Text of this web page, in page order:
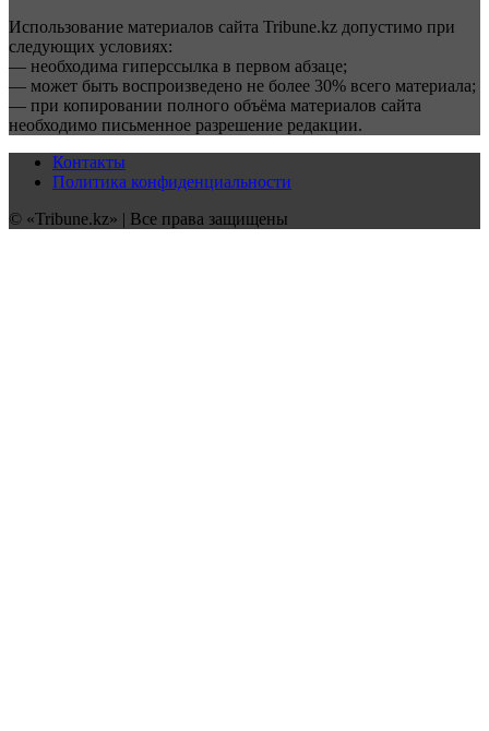
Использование материалов сайта Tribune.kz допустимо при
следующих условиях:
— необходима гиперссылка в первом абзаце;
— может быть воспроизведено не более 30% всего материала;
— при копировании полного объёма материалов сайта
необходимо письменное разрешение редакции.
Контакты
Политика конфиденциальности
© «Tribune.kz» | Все права защищены